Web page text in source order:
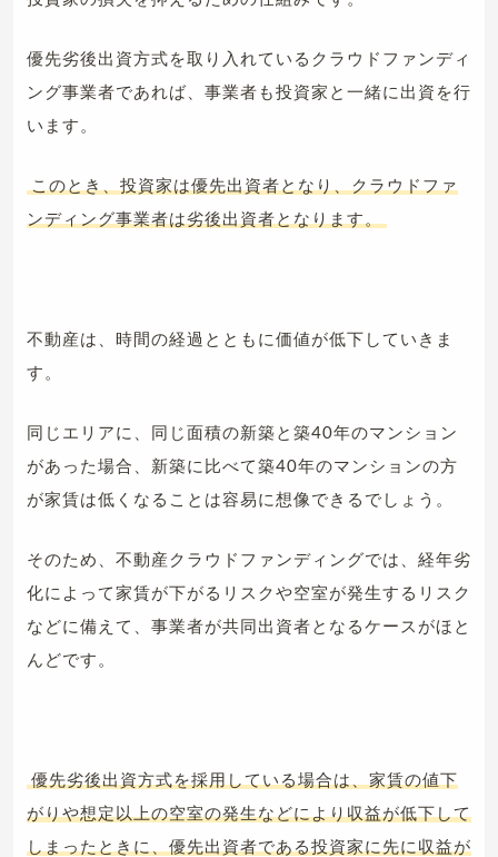
優先劣後出資方式を取り入れているクラウドファンディ
ング事業者であれば、事業者も投資家と一緒に出資を行
います。
このとき、投資家は優先出資者となり、クラウドファ
ンディング事業者は劣後出資者となります。
不動産は、時間の経過とともに価値が低下していきま
す。
同じエリアに、同じ面積の新築と築40年のマンション
があった場合、新築に比べて築40年のマンションの方
が家賃は低くなることは容易に想像できるでしょう。
そのため、不動産クラウドファンディングでは、経年劣
化によって家賃が下がるリスクや空室が発生するリスク
などに備えて、事業者が共同出資者となるケースがほと
んどです。
優先劣後出資方式を採用している場合は、家賃の値下
がりや想定以上の空室の発生などにより収益が低下して
しまったときに、優先出資者である投資家に先に収益が